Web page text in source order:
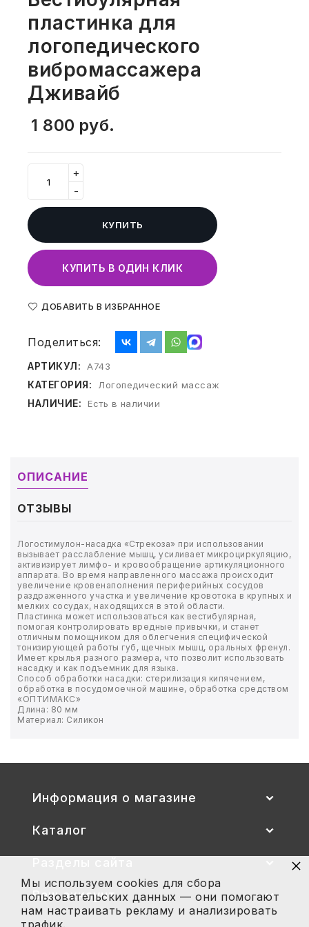
ХОЗТОВАРЫ И ХИМИЯ
ПОДАРКИ И СУВЕНИРЫ
ШКОЛА И ТВОРЧЕСТВО
МЕБЕЛЬ
МЕДИЦИНСКИЕ ТОВАРЫ
СРЕДСТВА ИНДИВИД. ЗАЩИТЫ
(СИЗ)
РАБОЧАЯ ОДЕЖДА И СИЗ
ТОВАРЫ ДЛЯ МЕДИЦИНЫ
КАНЦТОВАРЫ
ТЕХНИКА ДЛЯ ОФИСА
ПРОДУКТЫ ПИТАНИЯ
УПАКОВКА
ХОЗТОВАРЫ
БУМАГА
БЫТОВАЯ И ПРОФ. ХИМИЯ
БЫТОВАЯ ТЕХНИКА
ДЕМООБОРУДОВАНИЕ
ИНСТРУМЕНТЫ И РЕМОНТ
СПОРТ И ОТДЫХ
РАЗВИВАЮЩЕЕ ОБОРУДОВАНИЕ
пластинка для
логопедического
вибромассажера
Дживайб
1 800 руб.
+
-
КУПИТЬ
КУПИТЬ В ОДИН КЛИК
ДОБАВИТЬ В ИЗБРАННОЕ
Поделиться:
АРТИКУЛ: А743
КАТЕГОРИЯ: Логопедический массаж
НАЛИЧИЕ: Есть в наличии
ОПИСАНИЕ
ОТЗЫВЫ
Логостимулон-насадка «Стрекоза» при использовании
вызывает расслабление мышц, усиливает микроциркуляцию,
активизирует лимфо- и кровообращение артикуляционного
аппарата. Во время направленного массажа происходит
увеличение кровенаполнения периферийных сосудов
раздраженного участка и увеличение кровотока в крупных и
мелких сосудах, находящихся в этой области.
Пластинка может использоваться как вестибулярная,
помогая контролировать вредные привычки, и станет
отличным помощником для облегчения специфической
тонизирующей работы губ, щечных мышц, оральных френул.
Имеет крылья разного размера, что позволит использовать
насадку и как подъемник для языка.
Способ обработки насадки: стерилизация кипячением,
обработка в посудомоечной машине, обработка средством
«ОПТИМАКС»
Длина: 80 мм
Материал: Силикон
Информация о магазине
Каталог
Ваш аккаунт
Мы используем cookies для сбора
пользовательских данных — они помогают
нам настраивать рекламу и анализировать
трафик.
×